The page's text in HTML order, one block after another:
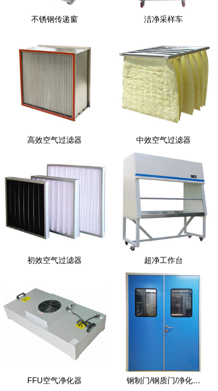
不锈钢传递窗 洁净采样车
高效空气过滤器 中效空气过滤器
初效空气过滤器 超净工作台
FFU空气净化器 钢制门/钢质门/净化…